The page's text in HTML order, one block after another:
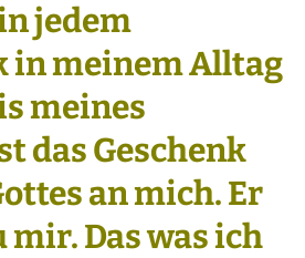
jedem
in meinem Alltag
meines
das Geschenk
an mich. Er
mir. Das was ich